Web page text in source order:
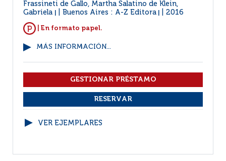
Frassineti de Gallo, Martha Salatino de Klein,
Gabriela
Buenos Aires : A-Z Editora 2016
| En formato papel.
MÁS INFORMACIÓN...
VER EJEMPLARES